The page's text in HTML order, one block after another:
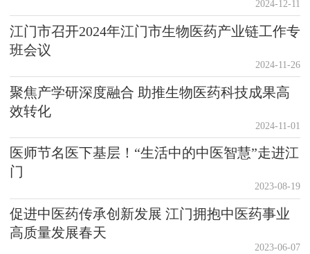
2024-12-11
江门市召开2024年江门市生物医药产业链工作专
班会议
2024-11-26
聚焦产学研深度融合 助推生物医药科技成果高
效转化
2024-11-01
医师节名医下基层！“生活中的中医智慧”走进江
门
2023-08-19
促进中医药传承创新发展 江门拥抱中医药事业
高质量发展春天
2023-06-07